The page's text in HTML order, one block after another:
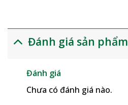
Đánh giá sản phẩm
Đánh giá
Chưa có đánh giá nào.